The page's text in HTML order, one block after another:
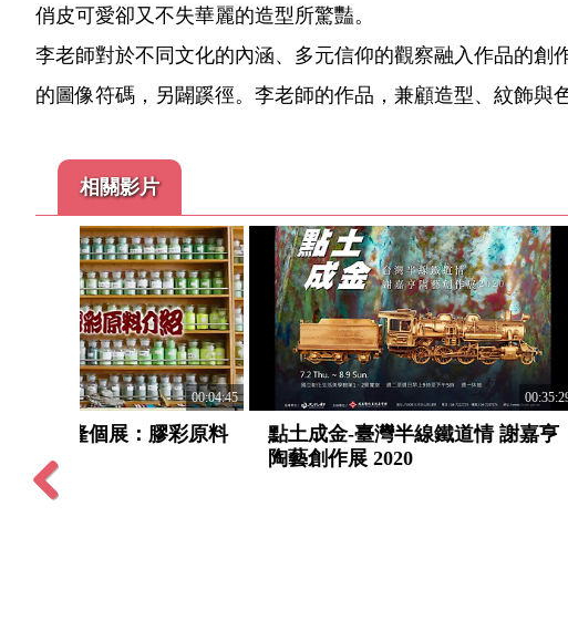
俏皮可愛卻又不失華麗的造型所驚豔。
李老師對於不同文化的內涵、多元信仰的觀察融入作品的
的圖像符碼，另闢蹊徑。李老師的作品，兼顧造型、紋飾與
相關影片
00:03:58
策展人曾仰賢-藝術介入空間